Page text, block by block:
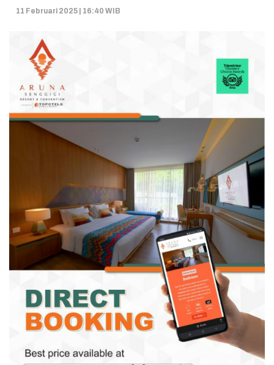
11 Februari 2025 | 16:40 WIB